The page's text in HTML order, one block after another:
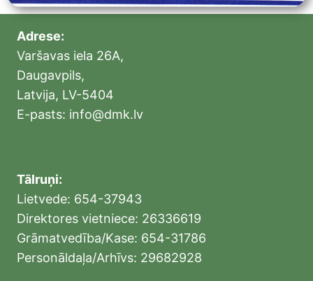
Adrese:
Varšavas iela 26A,
Daugavpils,
Latvija, LV-5404
E-pasts: info@dmk.lv
Tālruņi:
Lietvede: 654-37943
Direktores vietniece: 26336619
Grāmatvedība/Kase: 654-31786
Personāldaļa/Arhīvs: 29682928